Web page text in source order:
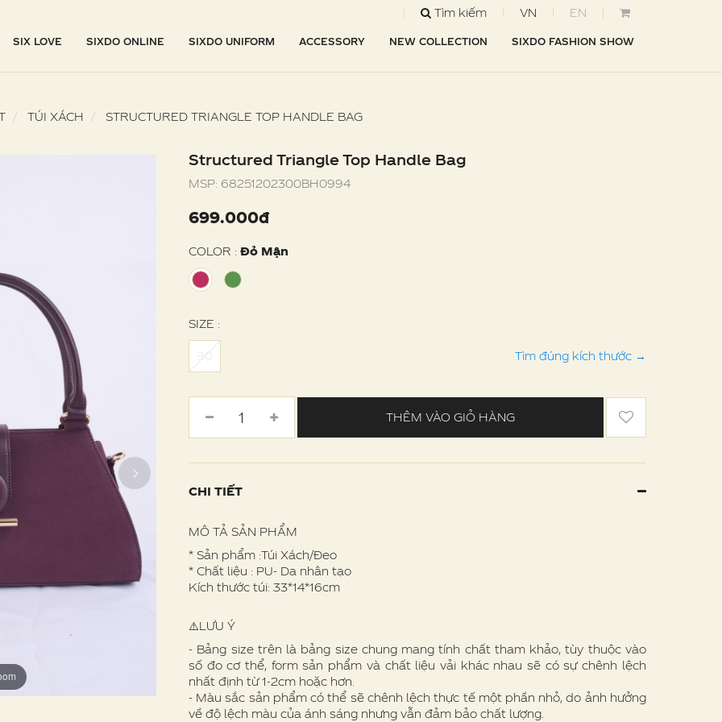
Tìm kiếm VN EN
SIX LOVE SIXDO ONLINE SIXDO UNIFORM ACCESSORY NEW COLLECTION SIXDO FASHION SHOW
TÚI XÁCH STRUCTURED TRIANGLE TOP HANDLE BAG
Structured Triangle Top Handle Bag
MSP: 68251202300BH0994
699.000đ
COLOR : Đỏ Mận
SIZE :
90 Tìm đúng kích thước →
THÊM VÀO GIỎ HÀNG
CHI TIẾT
MÔ TẢ SẢN PHẨM
* Sản phẩm :Túi Xách/Đeo
* Chất liệu : PU- Da nhân tạo
Kích thước túi: 33*14*16cm
⚠️LƯU Ý
- Bảng size trên là bảng size chung mang tính chất tham khảo, tùy thuộc vào
số đo cơ thể, form sản phẩm và chất liệu vải khác nhau sẽ có sự chênh lệch
nhất định từ 1-2cm hoặc hơn.
- Màu sắc sản phẩm có thể sẽ chênh lệch thực tế một phần nhỏ, do ảnh hưởng
về độ lệch màu của ánh sáng nhưng vẫn đảm bảo chất lượng.